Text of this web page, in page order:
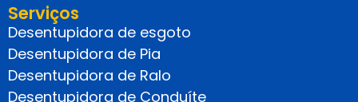
Serviços
Desentupidora de esgoto
Desentupidora de Pia
Desentupidora de Ralo
Desentupidora de Conduíte